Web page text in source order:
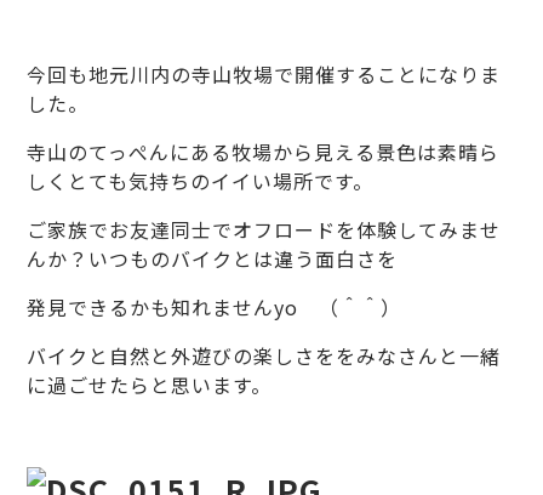
今回も地元川内の寺山牧場で開催することになりま
した。
寺山のてっぺんにある牧場から見える景色は素晴ら
しくとても気持ちのイイい場所です。
ご家族でお友達同士でオフロードを体験してみませ
んか？いつものバイクとは違う面白さを
発見できるかも知れませんyo （＾＾）
バイクと自然と外遊びの楽しさををみなさんと一緒
に過ごせたらと思います。